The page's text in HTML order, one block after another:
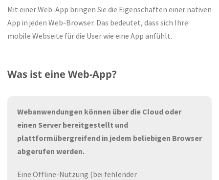
Mit einer Web-App bringen Sie die Eigenschaften einer nativen
App in jeden Web-Browser. Das bedeutet, dass sich Ihre
mobile Webseite für die User wie eine App anfühlt.
Was ist eine Web-App?
Webanwendungen können über die Cloud oder
einen Server bereitgestellt und
plattformübergreifend in jedem beliebigen Browser
abgerufen werden.
Eine Offline-Nutzung (bei fehlender